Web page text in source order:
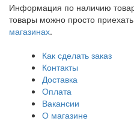
Информация по наличию
товары можно просто
магазинах.
Как сделать заказ
Контакты
Доставка
Оплата
Вакансии
О магазине